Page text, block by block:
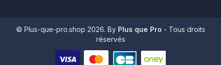
© Plus-que-pro.shop 2026. By Plus que Pro - Tous droits
réservés